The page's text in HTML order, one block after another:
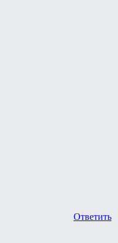
Ответить